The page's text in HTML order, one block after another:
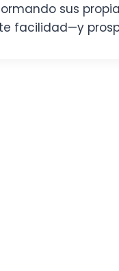
sus
facilidad—y